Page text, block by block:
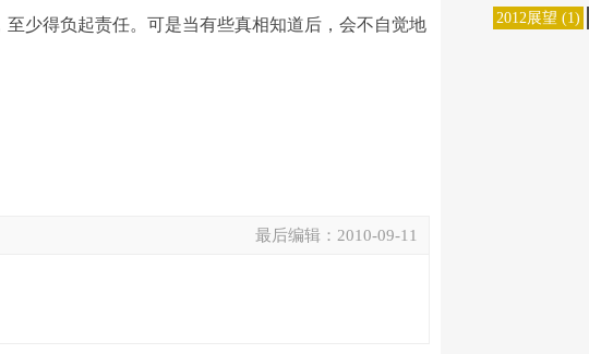
少得负起责任。可是当有些真相知道后，会不自觉地
最后编辑： 2010-09-11
2012展望 (1)